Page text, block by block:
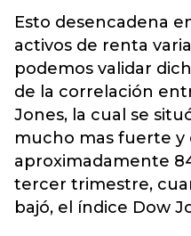
Esto desencadena
activos de renta
podemos validar
de la correlación
Jones, la cual se
mucho mas fuerte y
aproximadamente
tercer trimestre,
bajó, el índice Dow